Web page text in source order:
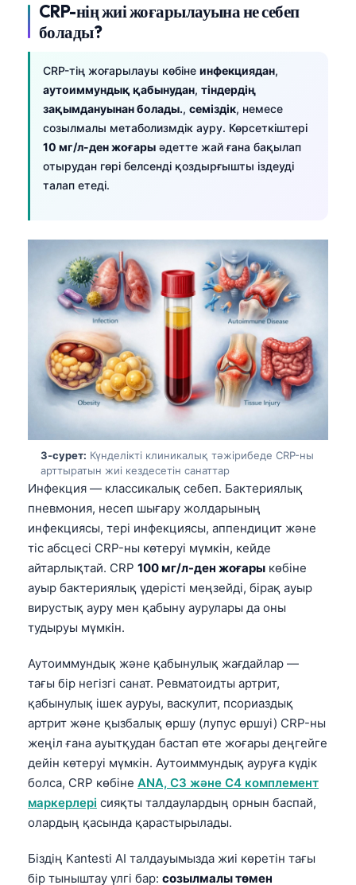
CRP-нің жиі жоғарылауына не себеп
болады?
CRP-тің жоғарылауы көбіне инфекциядан,
аутоиммундық қабынудан, тіндердің
зақымдануынан болады., семіздік, немесе
созылмалы метаболизмдік ауру. Көрсеткіштері
10 мг/л-ден жоғары әдетте жай ғана бақылап
отырудан гөрі белсенді қоздырғышты іздеуді
талап етеді.
3-сурет: Күнделікті клиникалық тәжірибеде CRP-ны
арттыратын жиі кездесетін санаттар
Инфекция — классикалық себеп. Бактериялық
пневмония, несеп шығару жолдарының
инфекциясы, тері инфекциясы, аппендицит және
тіс абсцесі CRP-ны көтеруі мүмкін, кейде
айтарлықтай. CRP 100 мг/л-ден жоғары көбіне
ауыр бактериялық үдерісті меңзейді, бірақ ауыр
вирустық ауру мен қабыну аурулары да оны
тудыруы мүмкін.
Аутоиммундық және қабынулық жағдайлар —
тағы бір негізгі санат. Ревматоидты артрит,
қабынулық ішек ауруы, васкулит, псориаздық
артрит және қызбалық өршу (лупус өршуі) CRP-ны
жеңіл ғана ауытқудан бастап өте жоғары деңгейге
дейін көтеруі мүмкін. Аутоиммундық ауруға күдік
болса, CRP көбіне ANA, C3 және C4 комплемент
маркерлері сияқты талдаулардың орнын баспай,
олардың қасында қарастырылады.
Біздің Kantesti AI талдауымызда жиі көретін тағы
бір тыныштау үлгі бар: созылмалы төмен